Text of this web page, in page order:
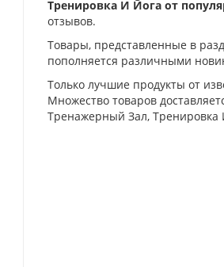
Тренировка И Йога от
отзывов.
Товары, представленные в
пополняется различными
Только лучшие продукты от
Множество товаров
Тренажерный Зал, Тренировка